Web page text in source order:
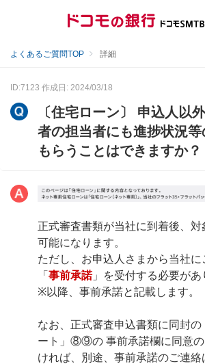
よくあるご質問TOP 詳細
ID:7123 作成日: 2024/03/18
〔住宅ローン〕 申込人以
者の担当者にも進捗状況
もらうことはできますか？
正式審査書類が当社に到着後、
可能になります。
ただし、お申込人さまから当社に
「 事前承諾」を受付する必要があ
※以降、事前承諾と記載します。
なお、正式審査申込書類に同封
ート」⑧⑨の 事前承諾欄に同意
ければ、別途、事前承諾のご連絡